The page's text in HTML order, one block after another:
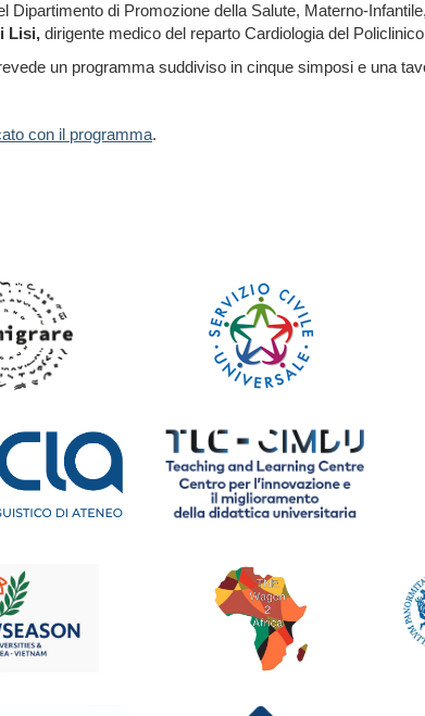
Dipartimento di Promozione della Salute, Materno-
Lisi, dirigente medico del reparto Cardiologia del
un programma suddiviso in cinque simposi e una
con il programma.